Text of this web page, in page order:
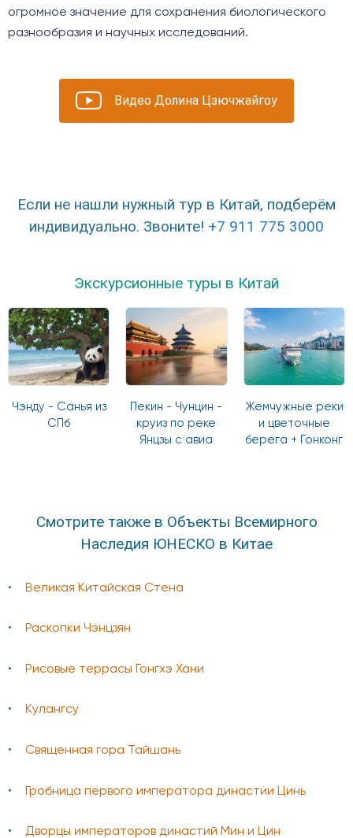
огромное значение для сохранения биологического
разнообразия и научных исследований.
Видео Долина Цзючжайгоу
Если не нашли нужный тур в Китай, подберём
индивидуально. Звоните! +7 911 775 3000
Экскурсионные туры в Китай
Чэнду - Санья из
СПб
Пекин - Чунцин -
круиз по реке
Янцзы с авиа
Жемчужные реки
и цветочные
берега + Гонконг
Смотрите также в Объекты Всемирного
Наследия ЮНЕСКО в Китае
Великая Китайская Стена
Раскопки Чэнцзян
Рисовые террасы Гонгхэ Хани
Кулангсу
Священная гора Тайшань
Гробница первого императора династии Цинь
Дворцы императоров династий Мин и Цин